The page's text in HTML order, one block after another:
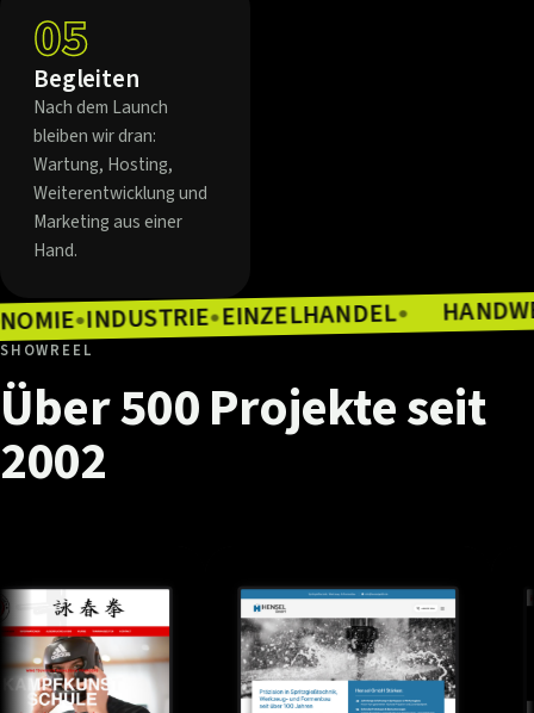
05
Begleiten
Nach dem Launch
bleiben wir dran:
Wartung, Hosting,
Weiterentwicklung und
Marketing aus einer
Hand.
●INDUSTRIE●EINZELHANDEL●
SHOWREEL
Über500Projekteseit
2002